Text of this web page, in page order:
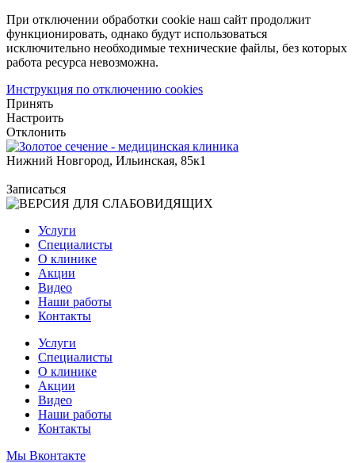
При отключении обработки cookie наш сайт продолжит
функционировать, однако будут использоваться
исключительно необходимые технические файлы, без которых
работа ресурса невозможна.
Инструкция по отключению cookies
Принять
Настроить
Отклонить
Нижний Новгород, Ильинская, 85к1
Записаться
Услуги
Специалисты
О клинике
Акции
Видео
Наши работы
Контакты
Услуги
Специалисты
О клинике
Акции
Видео
Наши работы
Контакты
Мы Вконтакте